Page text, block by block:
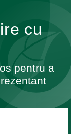
cu
pentru a